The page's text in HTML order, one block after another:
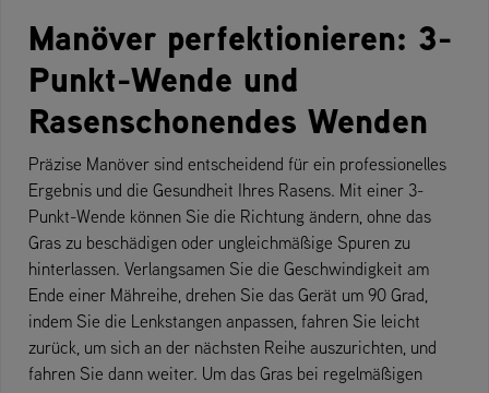
Manöver perfektionieren: 3-
Punkt-Wende und
Rasenschonendes Wenden
Präzise Manöver sind entscheidend für ein professionelles
Ergebnis und die Gesundheit Ihres Rasens. Mit einer 3-
Punkt-Wende können Sie die Richtung ändern, ohne das
Gras zu beschädigen oder ungleichmäßige Spuren zu
hinterlassen. Verlangsamen Sie die Geschwindigkeit am
Ende einer Mähreihe, drehen Sie das Gerät um 90 Grad,
indem Sie die Lenkstangen anpassen, fahren Sie leicht
zurück, um sich an der nächsten Reihe auszurichten, und
fahren Sie dann weiter. Um das Gras bei regelmäßigen